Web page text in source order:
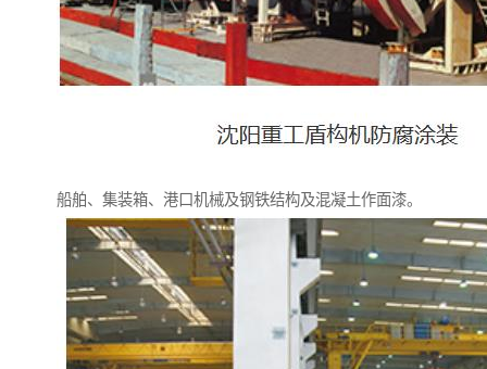
船舶、集装箱、港口机械及钢铁结构及混凝土作面漆。